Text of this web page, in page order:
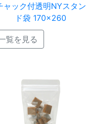
ャック付透明NYスタン
ド袋 170×260
覧を見る